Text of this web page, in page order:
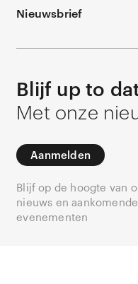
Nieuwsbrief
Blijf up to
Met onze
Aanmelden
Blijf op de hoogte van
nieuws en aankomende
evenementen